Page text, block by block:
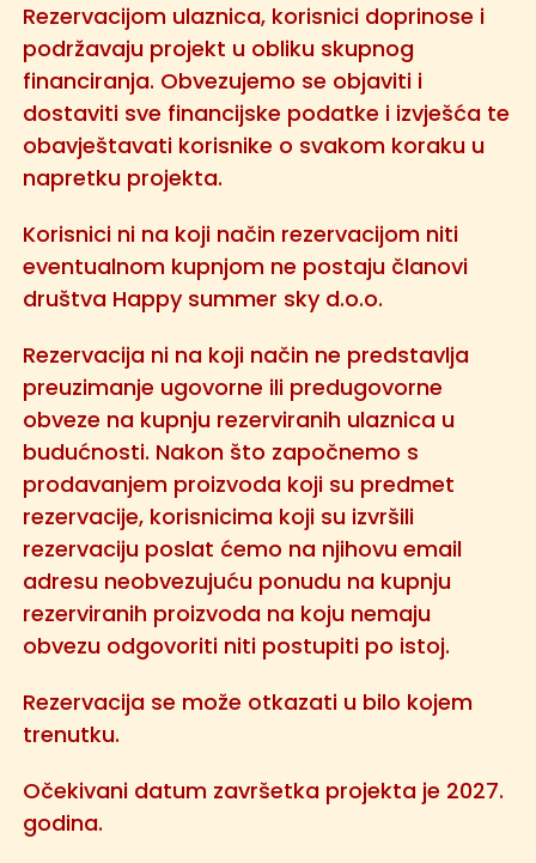
Rezervacijom ulaznica, korisnici doprinose i
podržavaju projekt u obliku skupnog
financiranja. Obvezujemo se objaviti i
dostaviti sve financijske podatke i izvješća te
obavještavati korisnike o svakom koraku u
napretku projekta.
Korisnici ni na koji način rezervacijom niti
eventualnom kupnjom ne postaju članovi
društva Happy summer sky d.o.o.
Rezervacija ni na koji način ne predstavlja
preuzimanje ugovorne ili predugovorne
obveze na kupnju rezerviranih ulaznica u
budućnosti. Nakon što započnemo s
prodavanjem proizvoda koji su predmet
rezervacije, korisnicima koji su izvršili
rezervaciju poslat ćemo na njihovu email
adresu neobvezujuću ponudu na kupnju
rezerviranih proizvoda na koju nemaju
obvezu odgovoriti niti postupiti po istoj.
Rezervacija se može otkazati u bilo kojem
trenutku.
Očekivani datum završetka projekta je 2027.
godina.